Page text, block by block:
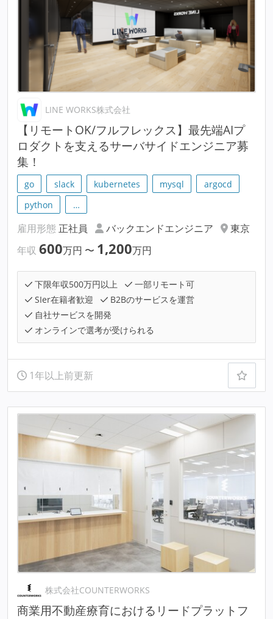
LINE WORKS株式会社
【リモートOK/フルフレックス】最先端AIプ
ロダクトを支えるサーバサイドエンジニア募
集！
go slack kubernetes mysql
argocd
python
…
雇用形態 正社員 バックエンドエンジニア
東京
年収 600万円 〜 1,200万円
下限年収500万円以上
一部リモート可
SIer在籍者歓迎
B2Bのサービスを運営
自社サービスを開発
オンラインで選考が受けられる
1年以上前更新
株式会社COUNTERWORKS
商業用不動産療育におけるリードプラットフ